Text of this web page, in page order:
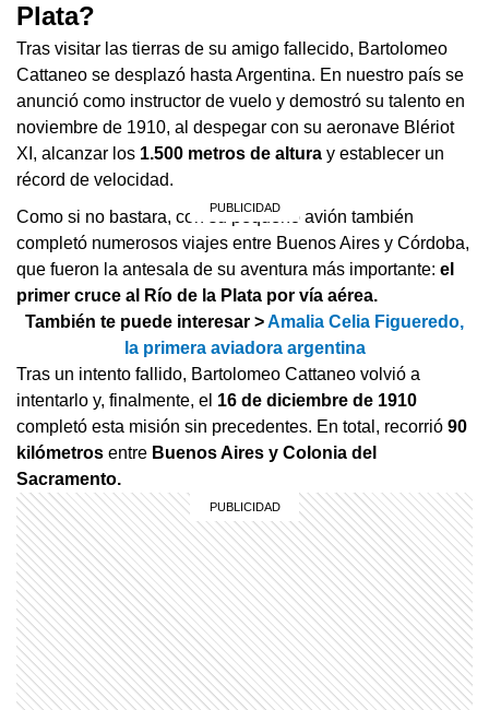
Plata?
Tras visitar las tierras de su amigo fallecido, Bartolomeo
Cattaneo se desplazó hasta Argentina. En nuestro país se
anunció como instructor de vuelo y demostró su talento en
noviembre de 1910, al despegar con su aeronave Blériot
XI, alcanzar los 1.500 metros de altura y establecer un
récord de velocidad.
Como si no bastara, con su pequeño avión también
completó numerosos viajes entre Buenos Aires y Córdoba,
que fueron la antesala de su aventura más importante: el
primer cruce al Río de la Plata por vía aérea.
También te puede interesar >Amalia Celia Figueredo,
la primera aviadora argentina
Tras un intento fallido, Bartolomeo Cattaneo volvió a
intentarlo y, finalmente, el 16 de diciembre de 1910
completó esta misión sin precedentes. En total, recorrió 90
kilómetros entre Buenos Aires y Colonia del
Sacramento.